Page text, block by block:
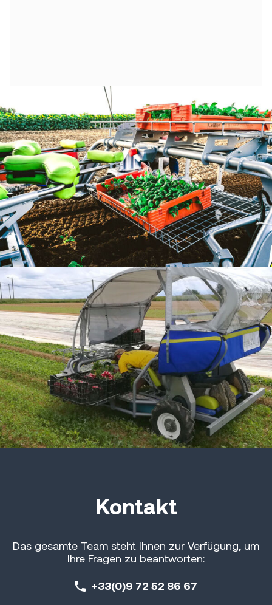
Kontakt
Das gesamte Team steht Ihnen zur Verfügung, um
Ihre Fragen zu beantworten:
+33(0)9 72 52 86 67